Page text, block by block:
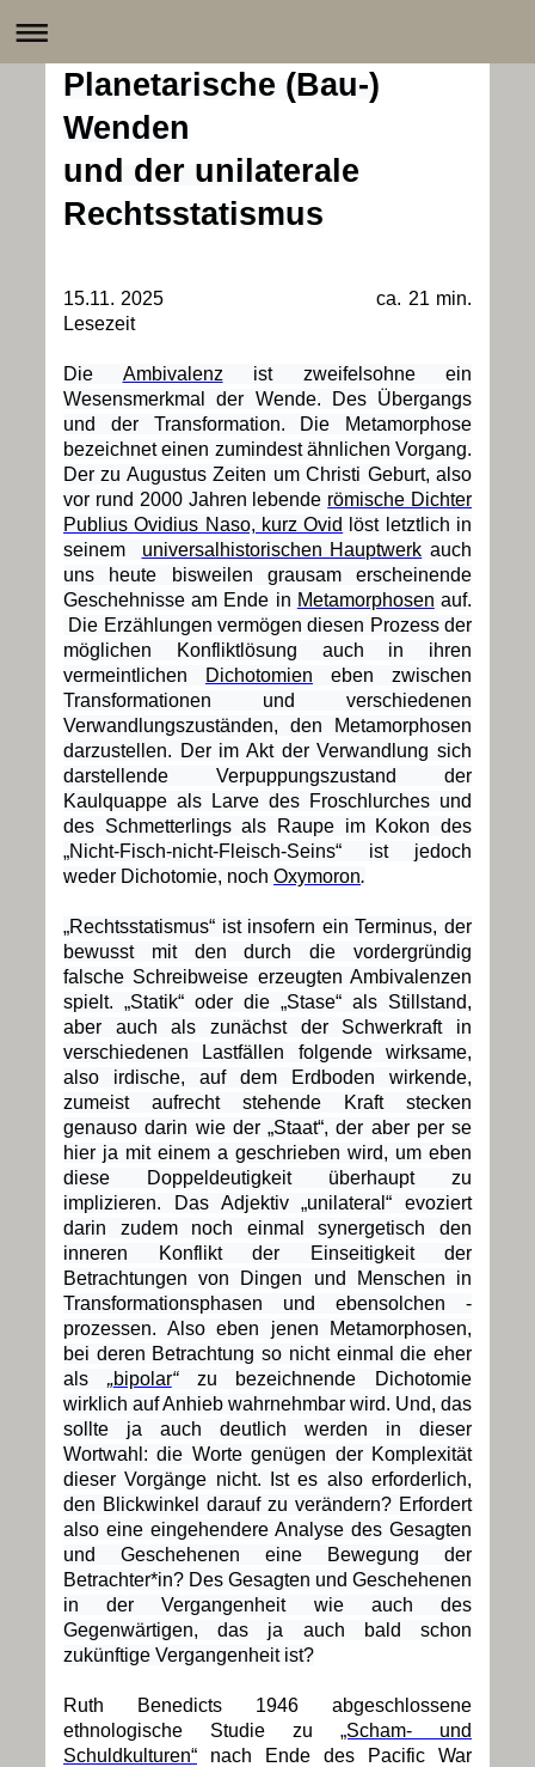
Planetarische (Bau-)
Wenden
und der unilaterale
Rechtsstatismus
15.11. 2025 ca. 21 min.
Lesezeit
Die Ambivalenz ist zweifelsohne ein
Wesensmerkmal der Wende. Des Übergangs
und der Transformation. Die Metamorphose
bezeichnet einen zumindest ähnlichen Vorgang.
Der zu Augustus Zeiten um Christi Geburt, also
vor rund 2000 Jahren lebende römische Dichter
Publius Ovidius Naso, kurz Ovid
löst letztlich in
seinem universalhistorischen Hauptwerk auch
uns heute bisweilen grausam erscheinende
Geschehnisse am Ende in Metamorphosen auf.
Die Erzählungen vermögen diesen Prozess der
möglichen Konfliktlösung auch in ihren
vermeintlichen
Dichotomien eben zwischen
Transformationen und verschiedenen
Verwandlungszuständen, den Metamorphosen
darzustellen. Der im Akt der Verwandlung sich
darstellende Verpuppungszustand der
Kaulquappe als Larve des Froschlurches und
des Schmetterlings als Raupe im Kokon des
„Nicht-Fisch-nicht-Fleisch-Seins“ ist jedoch
weder Dichotomie, noch Oxymoron.
„Rechtsstatismus“ ist insofern ein Terminus, der
bewusst mit den durch die vordergründig
falsche Schreibweise erzeugten Ambivalenzen
spielt. „Statik“ oder die „Stase“ als Stillstand,
aber auch als zunächst der Schwerkraft in
verschiedenen Lastfällen folgende wirksame,
also irdische, auf dem Erdboden wirkende,
zumeist aufrecht stehende Kraft stecken
genauso darin wie der „Staat“, der aber per se
hier ja mit einem a geschrieben wird, um eben
diese Doppeldeutigkeit überhaupt zu
implizieren. Das Adjektiv „unilateral“ evoziert
darin zudem noch einmal synergetisch den
inneren Konflikt der Einseitigkeit der
Betrachtungen von Dingen und Menschen in
Transformationsphasen und ebensolchen -
prozessen. Also eben jenen Metamorphosen,
bei deren Betrachtung so nicht einmal die eher
als „bipolar“zu bezeichnende Dichotomie
wirklich auf Anhieb wahrnehmbar wird. Und, das
sollte ja auch deutlich werden in dieser
Wortwahl: die Worte genügen der Komplexität
dieser Vorgänge nicht. Ist es also erforderlich,
den Blickwinkel darauf zu verändern? Erfordert
also eine eingehendere Analyse des Gesagten
und Geschehenen eine Bewegung der
Betrachter*in? Des Gesagten und Geschehenen
in der Vergangenheit wie auch des
Gegenwärtigen, das ja auch bald schon
zukünftige Vergangenheit ist?
Ruth Benedicts 1946 abgeschlossene
ethnologische Studie zu „Scham- und
Schuldkulturen“ nach Ende des Pacific War